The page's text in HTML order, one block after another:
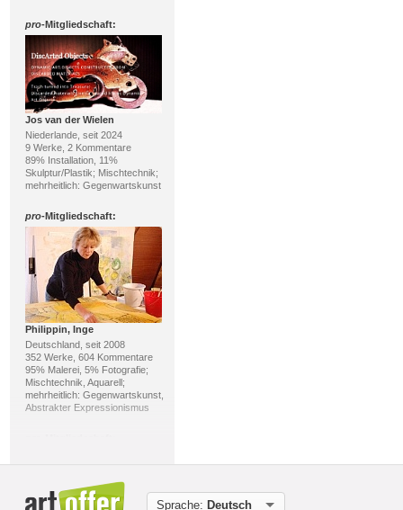
pro-Mitgliedschaft:
Jos van der Wielen
Niederlande, seit 2024
9 Werke, 2 Kommentare
89% Installation, 11%
Skulptur/Plastik; Mischtechnik;
mehrheitlich: Gegenwartskunst
pro-Mitgliedschaft:
Philippin, Inge
Deutschland, seit 2008
352 Werke, 604 Kommentare
95% Malerei, 5% Fotografie;
Mischtechnik, Aquarell;
mehrheitlich: Gegenwartskunst,
Abstrakter Expressionismus
Sprache: Deutsch